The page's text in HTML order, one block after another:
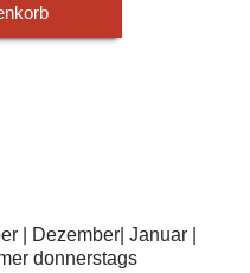
| Dezember| Januar |
donnerstags